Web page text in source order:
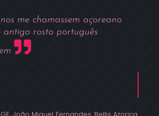
me chamassem açoreano
antigo rosto português